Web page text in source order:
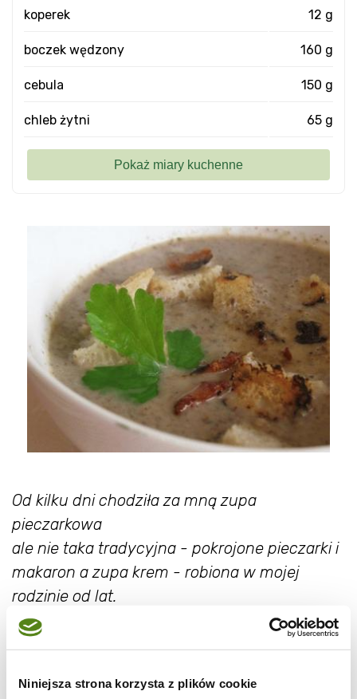
Niniejsza strona korzysta z plików cookie
Od kilku dni chodziła za mną zupa
pieczarkowa
ale nie taka tradycyjna - pokrojone pieczarki i
makaron a zupa krem - robiona w mojej
rodzinie od lat.
tak powstała jedna z niewielu zup które jada
koperek 12 g
boczek wędzony 160 g
cebula 150 g
chleb żytni 65 g